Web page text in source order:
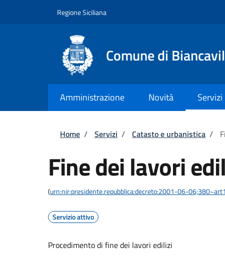
Regione Siciliana
Comune di
Amministrazione Novità Servizi
Briciole di pane
Home / Servizi / Catasto e urbanistica /
Fine dei lavori
(urn:nir:presidente.repubblica:decreto:2001-06-
Servizio attivo
Procedimento di fine dei lavori edilizi